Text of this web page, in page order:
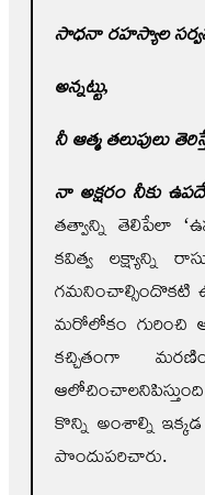
సాధనా రహస్యాల
అన్నట్టు,
నీ ఆత్మ తలుపులు
నా అక్షరం నీకు
తత్వాన్ని తెలిపేలా
కవిత్వ లక్ష్యాన్ని
గమనించాల్సిందొకటి
మరోలోకం
కచ్చితంగా
కొన్ని అంశాల్ని
పొందుపరిచారు.